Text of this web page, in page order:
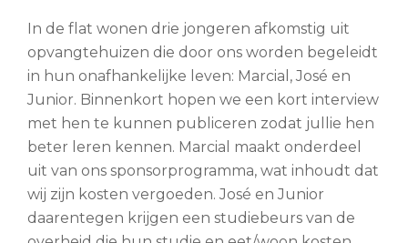
In de flat wonen drie jongeren afkomstig uit
opvangtehuizen die door ons worden begeleidt
in hun onafhankelijke leven: Marcial, José en
Junior. Binnenkort hopen we een kort interview
met hen te kunnen publiceren zodat jullie hen
beter leren kennen. Marcial maakt onderdeel
uit van ons sponsorprogramma, wat inhoudt dat
wij zijn kosten vergoeden. José en Junior
daarentegen krijgen een studiebeurs van de